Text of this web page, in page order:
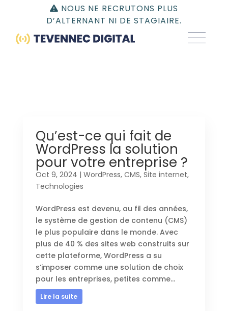
NOUS NE RECRUTONS PLUS
D’ALTERNANT NI DE STAGIAIRE.
Qu’est-ce qui fait de
WordPress la solution
pour votre entreprise ?
Oct 9, 2024 | WordPress, CMS, Site internet,
Technologies
WordPress est devenu, au fil des années,
le système de gestion de contenu (CMS)
le plus populaire dans le monde. Avec
plus de 40 % des sites web construits sur
cette plateforme, WordPress a su
s’imposer comme une solution de choix
pour les entreprises, petites comme...
Lire la suite
Gestion du consentement | TEVENNEC DIGITAL